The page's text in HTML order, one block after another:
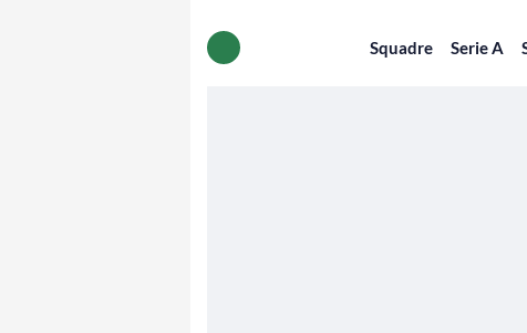
Squadre Serie A